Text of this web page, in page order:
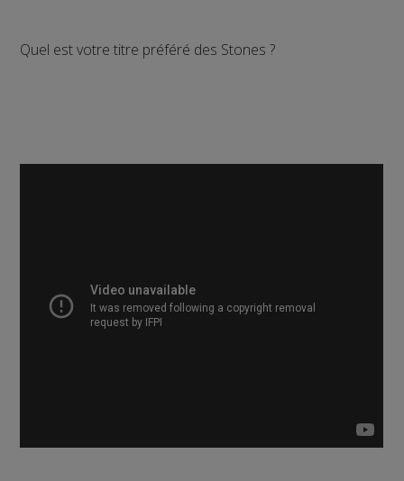
Quel est votre titre préféré des Stones ?